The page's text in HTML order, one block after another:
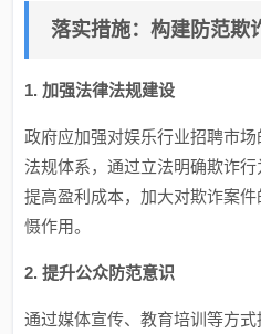
落实措施：构建防范欺
1. 加强法律法规建设
政府应加强对娱乐行业招聘市
法规体系，通过立法明确欺诈行
提高盈利成本，加大对欺诈案
慑作用。
2. 提升公众防范意识
通过媒体宣传、教育培训等方